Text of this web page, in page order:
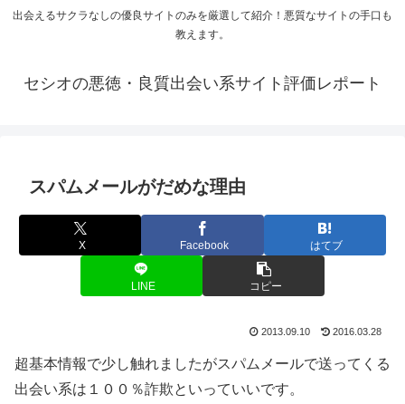
出会えるサクラなしの優良サイトのみを厳選して紹介！悪質なサイトの手口も
教えます。
セシオの悪徳・良質出会い系サイト評価レポート
スパムメールがだめな理由
X Facebook はてブ
LINE コピー
2013.09.10 2016.03.28
超基本情報で少し触れましたがスパムメールで送ってくる
出会い系は１００％詐欺といっていいです。